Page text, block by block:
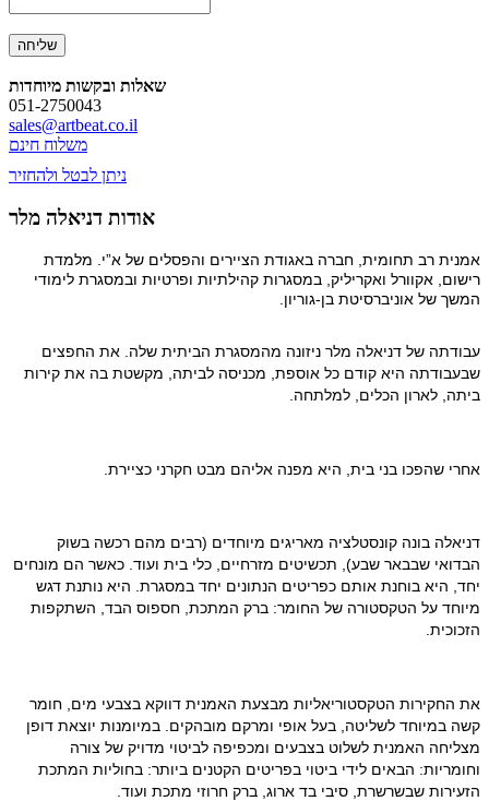
שאלות ובקשות מיוחדות
051-2750043
sales@artbeat.co.il
משלוח חינם
ניתן לבטל ולהחזיר
אודות דניאלה מלר
אמנית רב תחומית, חברה באגודת הציירים והפסלים של א”י. מלמדת
רישום, אקוורל ואקריליק, במסגרות קהילתיות ופרטיות ובמסגרת לימודי
המשך של אוניברסיטת בן-גוריון.
ביתה, לארון הכלים, למלתחה.
אחרי שהפכו בני בית, היא מפנה אליהם מבט חקרני כציירת.
הזכוכית.
הזעירות שבשרשרת, סיבי בד ארוג, ברק חרוזי מתכת ועוד.